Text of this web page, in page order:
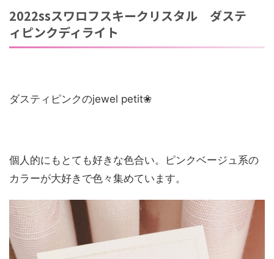
2022ssスワロフスキークリスタル ダステ
ィピンクディライト
ダスティピンクのjewel petit❀
個人的にもとても好きな色合い。ピンクベージュ系の
カラーが大好きで色々集めています。